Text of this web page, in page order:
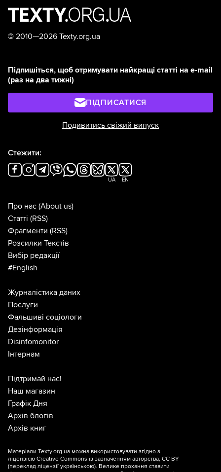
© 2010—2026 Texty.org.ua
Підпишіться, щоб отримувати найкращі статті на e-mail
(раз на два тижні)
ПІДПИСАТИСЯ
Подивитись свіжий випуск
Стежити:
UA EN
Про нас (About us)
Статті (RSS)
Фрагменти (RSS)
Розсилки Текстів
Вибір редакції
#English
Журналістика даних
Послуги
Фальшиві соціологи
Дезінформація
Disinfomonitor
Інтернам
Підтримай нас!
Наш магазин
Графік Дня
Архів блогів
Архів книг
Матеріали Texty.org.ua можна використовувати згідно з
ліцензією Creative Commons із зазначенням авторства, CC BY
(переклад ліцензії українською). Велике прохання ставити